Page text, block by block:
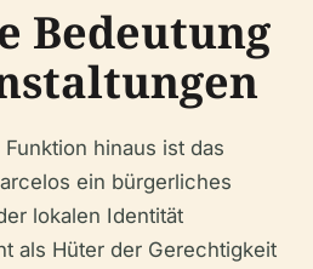
Bedeutung
hinaus ist das
ein bürgerliches
lokalen Identität
als Hüter der Gerechtigkeit